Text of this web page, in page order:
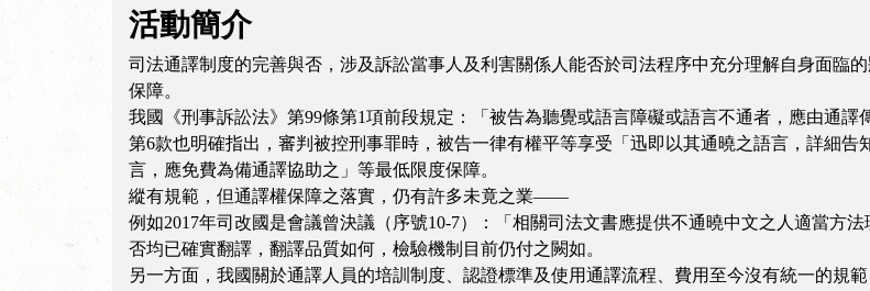
活動簡介
司法通譯制度的完善與否，涉及訴訟當事人及利害關係人能否於司法程序中充分理解自身面臨
保障。
我國《刑事訴訟法》第99條第1項前段規定：「被告為聽覺或語言障礙或語言不通者，應由通
第6款也明確指出，審判被控刑事罪時，被告一律有權平等享受「迅即以其通曉之語言，詳細
言，應免費為備通譯協助之」等最低限度保障。
縱有規範，但通譯權保障之落實，仍有許多未竟之業——
例如2017年司改國是會議曾決議（序號10-7）：「相關司法文書應提供不通曉中文之人適當方
否均已確實翻譯，翻譯品質如何，檢驗機制目前仍付之闕如。
另一方面，我國關於通譯人員的培訓制度、認證標準及使用通譯流程、費用至今沒有統一的規